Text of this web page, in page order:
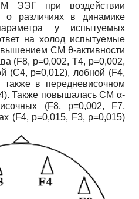
ЭЭГ при воздействии
о различиях в динамике
у испытуемых
на холод испытуемые
СМ θ-активности
(F8, p=0,002, T4, p=0,002,
(С4, р=0,012), лобной (F4,
в передневисочном
Также повышалась СМ α-
(F8, p=0,002, F7,
(F4, p=0,015, F3, p=0,015)